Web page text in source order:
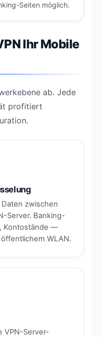
Seiten möglich.
Ihr Mobile
ab. Jede
profitiert
zwischen
Server. Banking-
Kontostände —
WLAN.
VPN-Server-